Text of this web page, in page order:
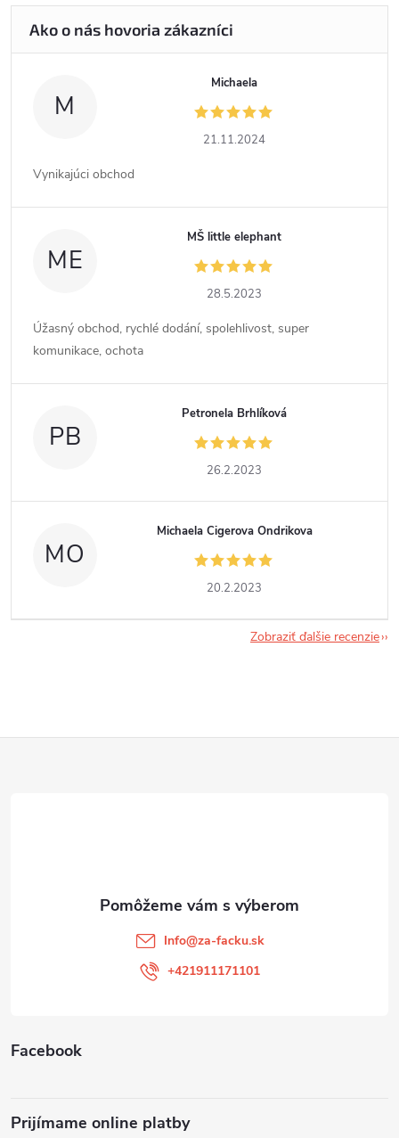
M
Michaela
21.11.2024
Vynikajúci obchod
ME
MŠ little elephant
28.5.2023
Úžasný obchod, rychlé dodání, spolehlivost, super
komunikace, ochota
PB
Petronela Brhlíková
26.2.2023
MO
Michaela Cigerova Ondrikova
20.2.2023
Zobraziť ďalšie recenzie
Facebook
Prijímame online platby
Info@za-facku.sk
+421911171101